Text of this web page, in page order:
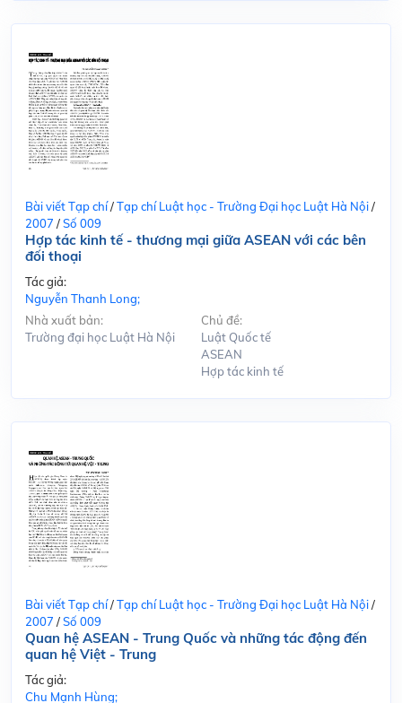
Bài viết Tạp chí/Tạp chí Luật học - Trường Đại học Luật Hà Nội/
2007 /Số 009
Hợp tác kinh tế - thương mại giữa ASEAN với các bên
đối thoại
Tác giả:
Nguyễn Thanh Long;
Nhà xuất bản:
Trường đại học Luật Hà Nội
Chủ đề:
Luật Quốc tế
ASEAN
Hợp tác kinh tế
Bài viết Tạp chí/Tạp chí Luật học - Trường Đại học Luật Hà Nội/
2007 /Số 009
Quan hệ ASEAN - Trung Quốc và những tác động đến
quan hệ Việt - Trung
Tác giả:
Chu Mạnh Hùng;